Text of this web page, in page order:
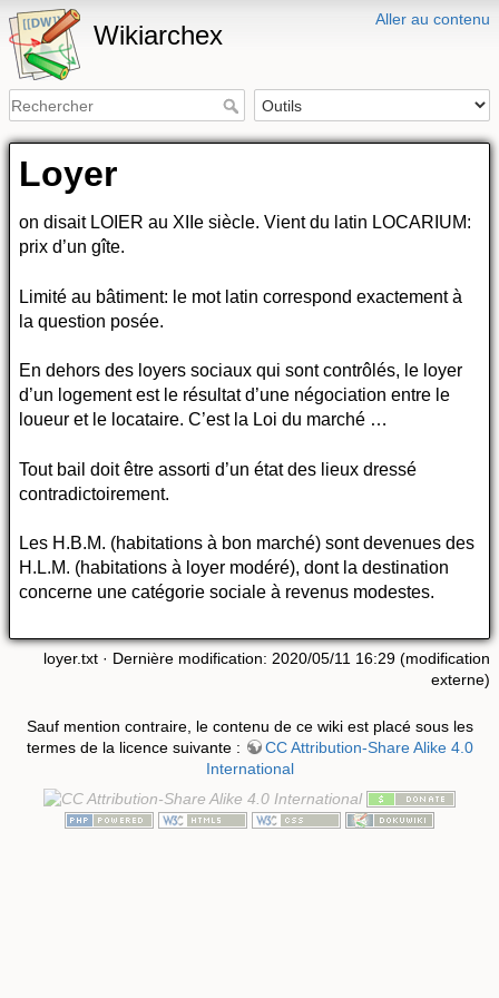
Aller au contenu
Wikiarchex
Loyer
on disait LOIER au XIIe siècle. Vient du latin LOCARIUM:
prix d’un gîte.
Limité au bâtiment: le mot latin correspond exactement à
la question posée.
En dehors des loyers sociaux qui sont contrôlés, le loyer
d’un logement est le résultat d’une négociation entre le
loueur et le locataire. C’est la Loi du marché …
Tout bail doit être assorti d’un état des lieux dressé
contradictoirement.
Les H.B.M. (habitations à bon marché) sont devenues des
H.L.M. (habitations à loyer modéré), dont la destination
concerne une catégorie sociale à revenus modestes.
loyer.txt · Dernière modification: 2020/05/11 16:29 (modification
externe)
Sauf mention contraire, le contenu de ce wiki est placé sous les
termes de la licence suivante :
CC Attribution-Share Alike 4.0
International